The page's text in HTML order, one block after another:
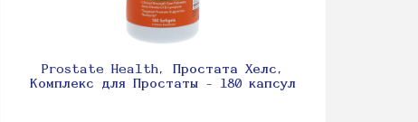
Prostate Health, Простата Хелс,
Комплекс для Простаты - 180 капсул